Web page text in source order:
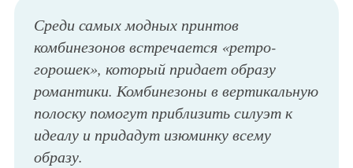
Среди самых модных принтов
комбинезонов встречается «ретро-
горошек», который придает образу
романтики. Комбинезоны в вертикальную
полоску помогут приблизить силуэт к
идеалу и придадут изюминку всему
образу.